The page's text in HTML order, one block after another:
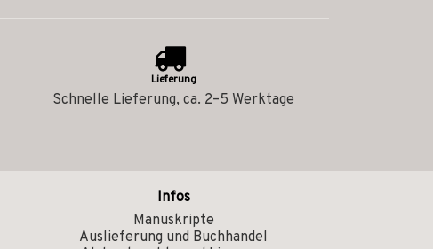
Lieferung
Schnelle Lieferung, ca. 2–5 Werktage
Infos
Manuskripte
Auslieferung und Buchhandel